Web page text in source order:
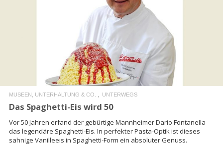
READ MORE
MUSEEN, UNTERHALTUNG & CO. UNTERWEGS
Das Spaghetti-Eis wird 50
Vor 50 Jahren erfand der gebürtige Mannheimer Dario Fontanella
das legendäre Spaghetti-Eis. In perfekter Pasta-Optik ist dieses
sahnige Vanilleeis in Spaghetti-Form ein absoluter Genuss.